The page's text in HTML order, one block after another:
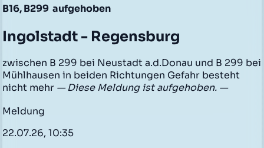
B16, B299 aufgehoben
Ingolstadt - Regensburg
zwischen B 299 bei Neustadt a.d.Donau und B 299 bei
Mühlhausen in beiden Richtungen Gefahr besteht
nicht mehr — Diese Meldung ist aufgehoben. —
Meldung
22.07.26, 10:35